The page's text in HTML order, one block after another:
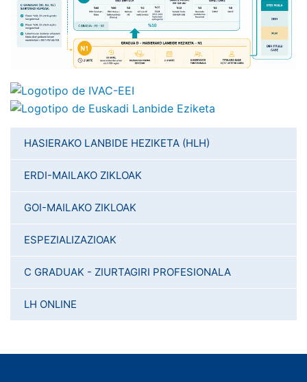
HASIERAKO LANBIDE HEZIKETA (HLH)
ERDI-MAILAKO ZIKLOAK
GOI-MAILAKO ZIKLOAK
ESPEZIALIZAZIOAK
C GRADUAK - ZIURTAGIRI PROFESIONALA
LH ONLINE